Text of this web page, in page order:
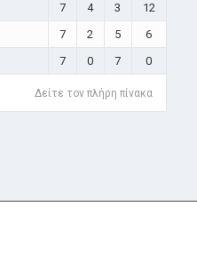
7 4 3
12
7 2 5
6
7 0 7 0
Δείτε τον πλήρη πίνακα